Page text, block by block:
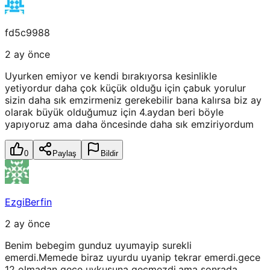
fd5c9988
2 ay önce
Uyurken emiyor ve kendi bırakıyorsa kesinlikle
yetiyordur daha çok küçük olduğu için çabuk yorulur
sizin daha sık emzirmeniz gerekebilir bana kalırsa biz ay
olarak büyük olduğumuz için 4.aydan beri böyle
yapıyoruz ama daha öncesinde daha sık emziriyordum
0 Paylaş Bildir
EzgiBerfin
2 ay önce
Benim bebegim gunduz uyumayip surekli
emerdi.Memede biraz uyurdu uyanip tekrar emerdi.gece